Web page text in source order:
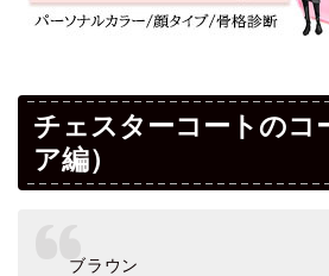
チェスターコートのコ
ア編）
ブラウン